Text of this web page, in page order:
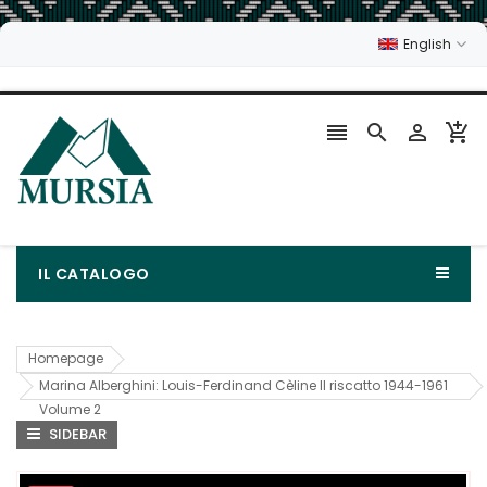
English
   
IL CATALOGO
Homepage
Marina Alberghini: Louis-Ferdinand Cèline Il riscatto 1944-1961
Volume 2
SIDEBAR